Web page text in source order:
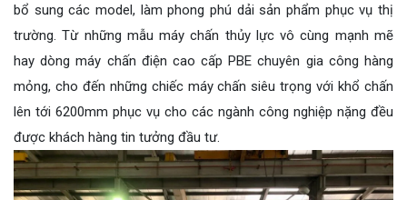
bổ sung các model, làm phong phú dải sản phẩm phục vụ thị
trường. Từ những mẫu máy chấn thủy lực vô cùng mạnh mẽ
hay dòng máy chấn điện cao cấp PBE chuyên gia công hàng
mỏng, cho đến những chiếc máy chấn siêu trọng với khổ chấn
lên tới 6200mm phục vụ cho các ngành công nghiệp nặng đều
được khách hàng tin tưởng đầu tư.